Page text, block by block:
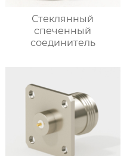
Стеклянный
спеченный
соединитель